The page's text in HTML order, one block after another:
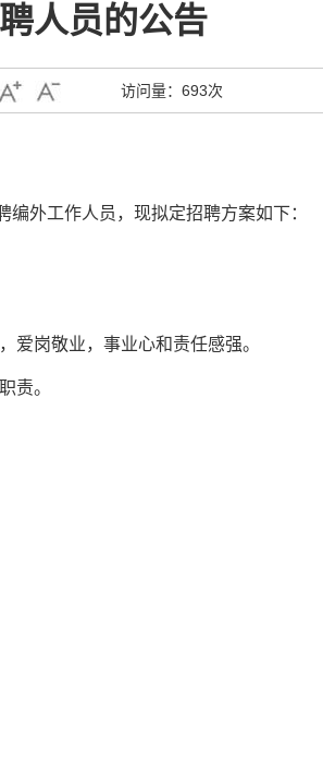
人员的公告
访问量： 693次
编外工作人员，现拟定招聘方案如下：
爱岗敬业，事业心和责任感强。
责。